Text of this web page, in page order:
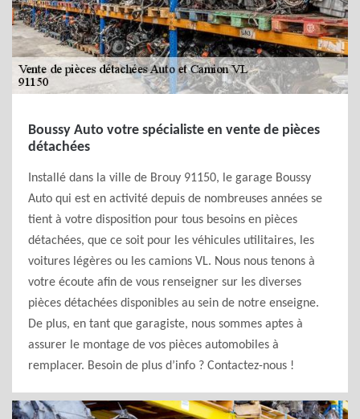
Boussy Auto votre spécialiste en vente de pièces
détachées
Installé dans la ville de Brouy 91150, le garage Boussy
Auto qui est en activité depuis de nombreuses années se
tient à votre disposition pour tous besoins en pièces
détachées, que ce soit pour les véhicules utilitaires, les
voitures légères ou les camions VL. Nous nous tenons à
votre écoute afin de vous renseigner sur les diverses
pièces détachées disponibles au sein de notre enseigne.
De plus, en tant que garagiste, nous sommes aptes à
assurer le montage de vos pièces automobiles à
remplacer. Besoin de plus d’info ? Contactez-nous !